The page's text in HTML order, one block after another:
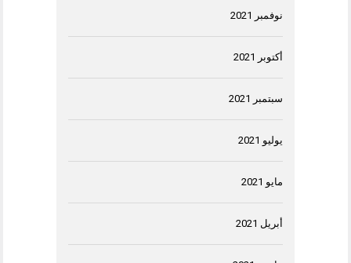
نوفمبر 2021
أكتوبر 2021
سبتمبر 2021
يوليو 2021
مايو 2021
أبريل 2021